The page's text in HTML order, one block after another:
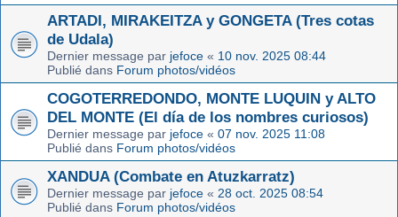
ARTADI, MIRAKEITZA y GONGETA (Tres cotas
de Udala)
Dernier message par jefoce « 10 nov. 2025 08:44
Publié dans Forum photos/vidéos
COGOTERREDONDO, MONTE LUQUIN y ALTO
DEL MONTE (El día de los nombres curiosos)
Dernier message par jefoce « 07 nov. 2025 11:08
Publié dans Forum photos/vidéos
XANDUA (Combate en Atuzkarratz)
Dernier message par jefoce « 28 oct. 2025 08:54
Publié dans Forum photos/vidéos